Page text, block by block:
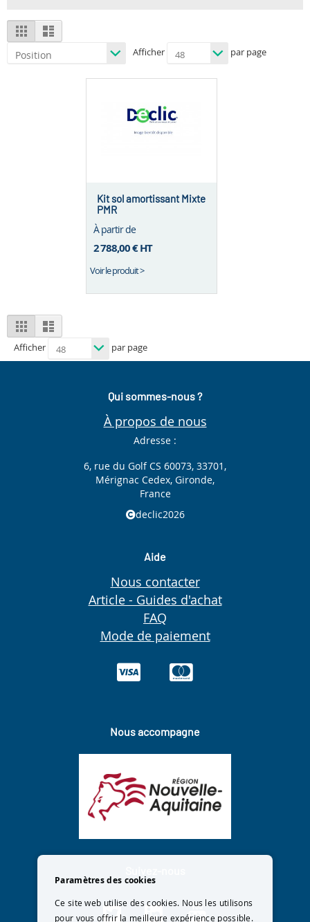
View
as
Grid List
Afficher par page
Kit sol amortissant Mixte
PMR
À partir de
2 788,00 €HT
Voir le produit >
View
as
Grid List
Afficher par page
Qui sommes-nous ?
À propos de nous
Adresse :
6, rue du Golf CS 60073, 33701,
Mérignac Cedex, Gironde,
France
declic2026
Aide
Nous contacter
Article - Guides d'achat
FAQ
Mode de paiement
Nous accompagne
Paramètres des cookies
Ce site web utilise des cookies. Nous les utilisons
pour vous offrir la meilleure expérience possible.